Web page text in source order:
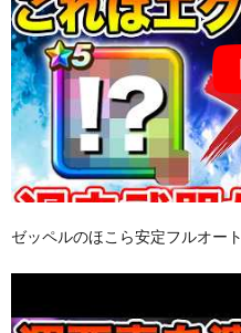
ゼッペルのほこら安定フルオー